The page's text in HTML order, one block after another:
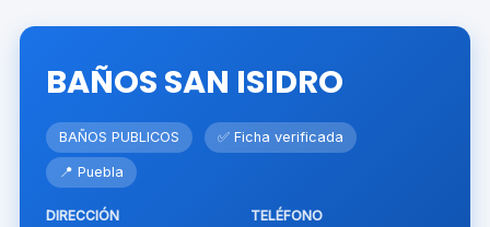
BAÑOS SAN ISIDRO
BAÑOS PUBLICOS ✅ Ficha verificada
📍 Puebla
DIRECCIÓN TELÉFONO